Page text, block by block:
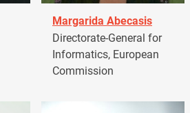
Margarida Abecasis
Directorate-General for
Informatics, European
Commission